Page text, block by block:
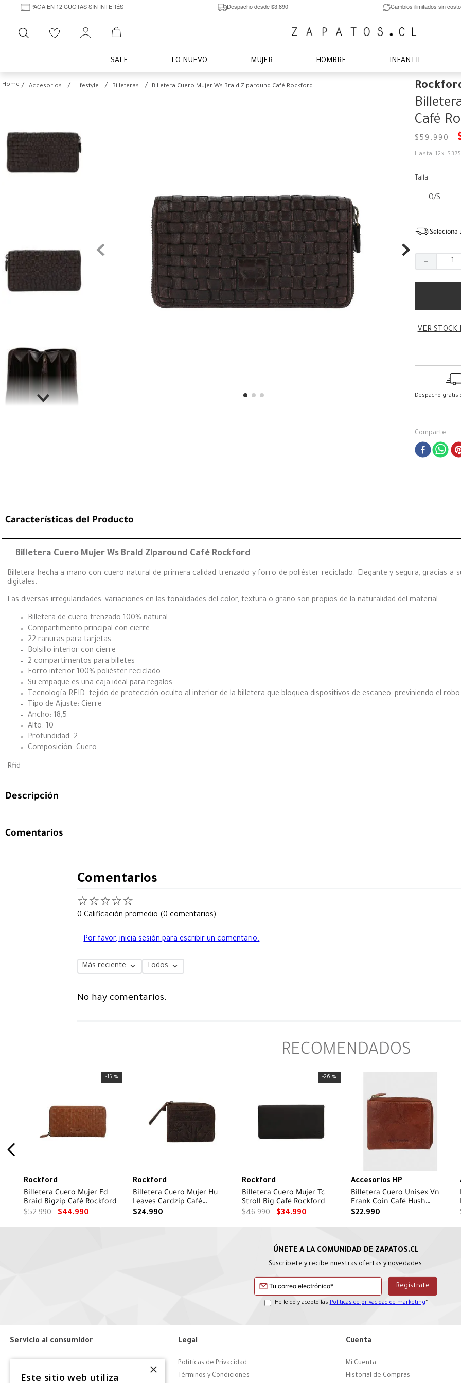
PAGA EN 12 CUOTAS SIN INTERÉS Despacho desde $3.890 Cambios ilimitados sin costo
Buscar
SALE LO NUEVO MUJER HOMBRE INFANTIL
Accesorios Lifestyle Billeteras Billetera Cuero Mujer Ws Braid Ziparound Café Rockford
Café
$59.990
Hasta 12x $
Talla
O/S
Seleciona
－
VER STOCK
Despacho gratis
Comparte
Características del Producto
Billetera Cuero Mujer Ws Braid Ziparound Café Rockford
Billetera hecha a mano con cuero natural de primera calidad trenzado y forro de poliéster reciclado. Elegante y segura, gracias
digitales.
Las diversas irregularidades, variaciones en las tonalidades del color, textura o grano son propios de la naturalidad del material.
Billetera de cuero trenzado 100% natural
Compartimento principal con cierre
22 ranuras para tarjetas
Bolsillo interior con cierre
2 compartimentos para billetes
Forro interior 100% poliéster reciclado
Su empaque es una caja ideal para regalos
Tecnología RFID: tejido de protección oculto al interior de la billetera que bloquea dispositivos de escaneo, previniendo el
Tipo de Ajuste: Cierre
Ancho: 18,5
Alto: 10
Profundidad: 2
Composición: Cuero
Rfid
Descripción
Comentarios
Comentarios
☆☆☆☆☆
0 Calificación promedio (0 comentarios)
Por favor, inicia sesión para escribir un comentario.
Más reciente Todos
No hay comentarios.
RECOMENDADOS
-15 %
Rockford
Billetera Cuero Mujer Fd
Braid Bigzip Café Rockford
$52.990 $44.990
Rockford
Billetera Cuero Mujer Hu
Leaves Cardzip Café
Rockford
$24.990
-26 %
Rockford
Billetera Cuero Mujer Tc
Stroll Big Café Rockford
$46.990 $34.990
Accesorios HP
Billetera Cuero Unisex Vn
Frank Coin Café Hush
Puppies
$22.990
Suscríbete y recibe nuestras ofertas y novedades.
He leído y acepto las Políticas de privacidad de marketing*
Servicio al consumidor
Tiendas
Legal
Políticas de Privacidad
Términos y Condiciones
Cuenta
Mi Cuenta
Historial de Compras
×
Este sitio web utiliza